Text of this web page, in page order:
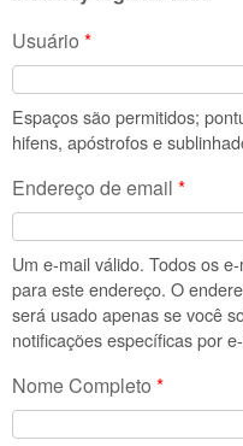
Usuário *
Espaços são permitidos;
hifens, apóstrofos e
Endereço de email *
Um e-mail válido. Todos os
para este endereço. O
será usado apenas se você
notificações específicas por
Nome Completo *